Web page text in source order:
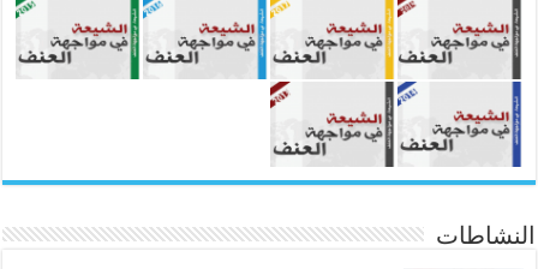
النشاطات